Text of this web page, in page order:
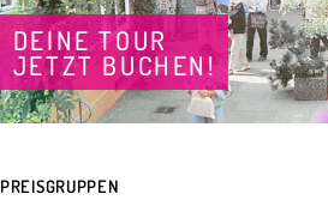
DEINE TOUR
JETZT BUCHEN!
PREISGRUPPEN